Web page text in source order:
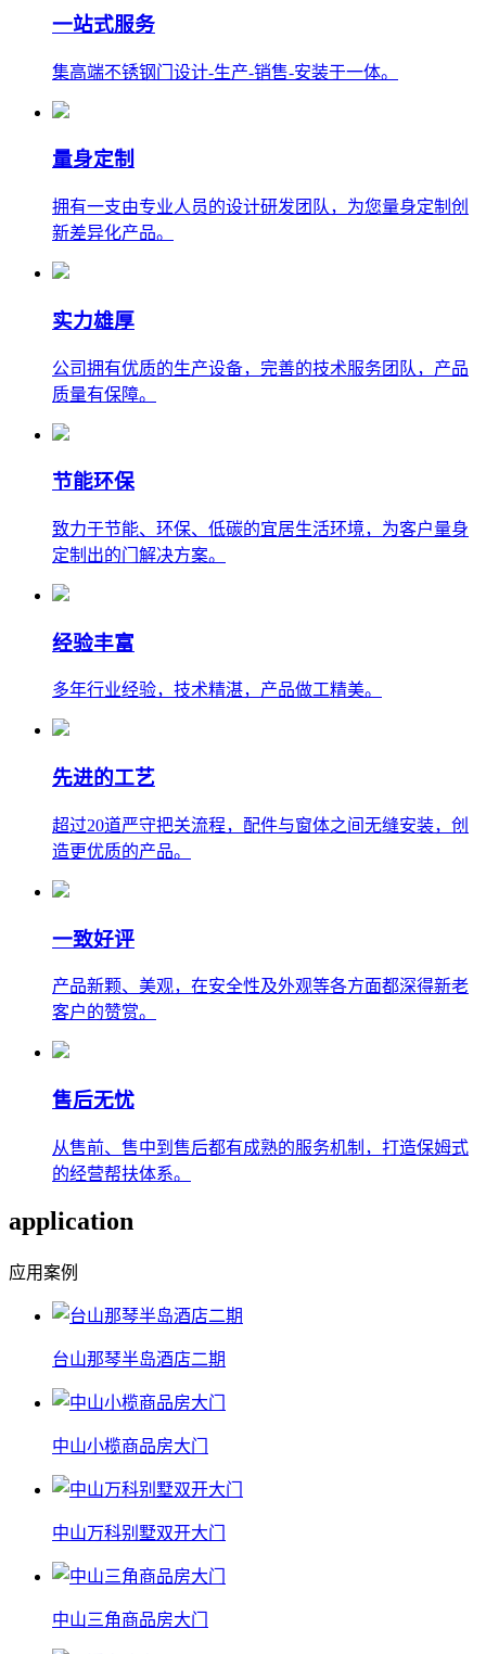
一站式服务
集高端不锈钢门设计-生产-销售-安装于一体。
量身定制
拥有一支由专业人员的设计研发团队，为您量身定制创
新差异化产品。
实力雄厚
公司拥有优质的生产设备，完善的技术服务团队，产品
质量有保障。
节能环保
致力于节能、环保、低碳的宜居生活环境，为客户量身
定制出的门解决方案。
经验丰富
多年行业经验，技术精湛，产品做工精美。
先进的工艺
超过20道严守把关流程，配件与窗体之间无缝安装，创
造更优质的产品。
一致好评
产品新颗、美观，在安全性及外观等各方面都深得新老
客户的赞赏。
售后无忧
从售前、售中到售后都有成熟的服务机制，打造保姆式
的经营帮扶体系。
application
应用案例
台山那琴半岛酒店二期
中山小榄商品房大门
中山万科别墅双开大门
中山三角商品房大门